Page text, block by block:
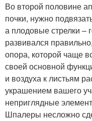
Во второй половине
почки, нужно
а плодовые стрелки –
развивался
опора, которой чаще
своей основной
и воздуха к листьям
украшением вашего
неприглядные
Шпалеры несложно